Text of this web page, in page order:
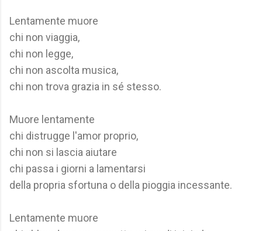
Lentamente muore
chi non viaggia,
chi non legge,
chi non ascolta musica,
chi non trova grazia in sé stesso.
Muore lentamente
chi distrugge l'amor proprio,
chi non si lascia aiutare
chi passa i giorni a lamentarsi
della propria sfortuna o della pioggia incessante.
Lentamente muore